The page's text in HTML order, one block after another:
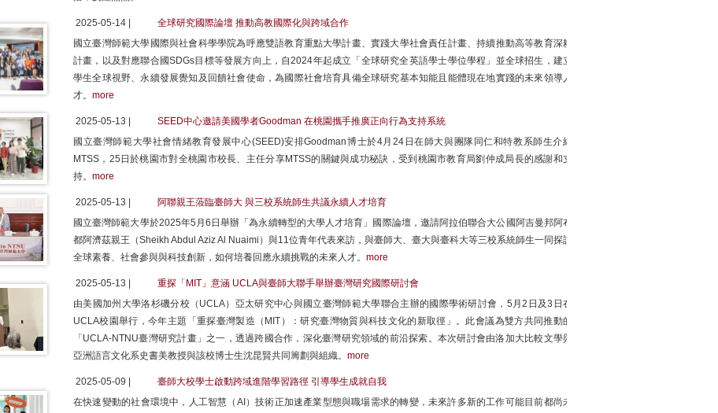
2025-05-14 |
全球研究國際論壇 推動高教國際化與跨域合作
國立臺灣師範大學國際與社會科學學院為呼應雙語教育重點大學計畫、實踐大學社會責任計畫、持續推動高等教育深耕
計畫，以及對應聯合國SDGs目標等發展方向上，自2024年起成立「全球研究全英語學士學位學程」並全球招生，建立
學生全球視野、永續發展覺知及回饋社會使命，為國際社會培育具備全球研究基本知能且能體現在地實踐的未來領導人
才。 more
2025-05-13 |
SEED中心邀請美國學者Goodman 在桃園攜手推廣正向行為支持系統
國立臺灣師範大學社會情緒教育發展中心(SEED)安排Goodman博士於4月24日在師大與團隊同仁和特教系師生介紹
MTSS，25日於桃園市對全桃園市校長、主任分享MTSS的關鍵與成功秘訣，受到桃園市教育局劉仲成局長的感謝和支
持。 more
2025-05-13 |
阿聯親王蒞臨臺師大 與三校系統師生共議永續人才培育
國立臺灣師範大學於2025年5月6日舉辦「為永續轉型的大學人才培育」國際論壇，邀請阿拉伯聯合大公國阿吉曼邦阿布
都阿濟茲親王（Sheikh Abdul Aziz Al Nuaimi）與11位青年代表來訪，與臺師大、臺大與臺科大等三校系統師生一同探討
全球素養、社會參與與科技創新，如何培養回應永續挑戰的未來人才。 more
2025-05-13 |
重探「MIT」意涵 UCLA與臺師大聯手舉辦臺灣研究國際研討會
由美國加州大學洛杉磯分校（UCLA）亞太研究中心與國立臺灣師範大學聯合主辦的國際學術研討會，5月2日及3日在
UCLA校園舉行，今年主題「重探臺灣製造（MIT）：研究臺灣物質與科技文化的新取徑」。此會議為雙方共同推動的
「UCLA-NTNU臺灣研究計畫」之一，透過跨國合作，深化臺灣研究領域的前沿探索。本次研討會由洛加大比較文學與
亞洲語言文化系史書美教授與該校博士生沈昆賢共同籌劃與組織。 more
2025-05-09 |
臺師大校學士啟動跨域進階學習路徑 引導學生成就自我
在快速變動的社會環境中，人工智慧（AI）技術正加速產業型態與職場需求的轉變，未來許多新的工作可能目前都尚未